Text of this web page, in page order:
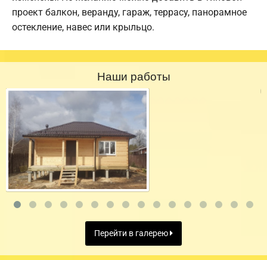
проект балкон, веранду, гараж, террасу, панорамное
остекление, навес или крыльцо.
Наши работы
Перейти в галерею